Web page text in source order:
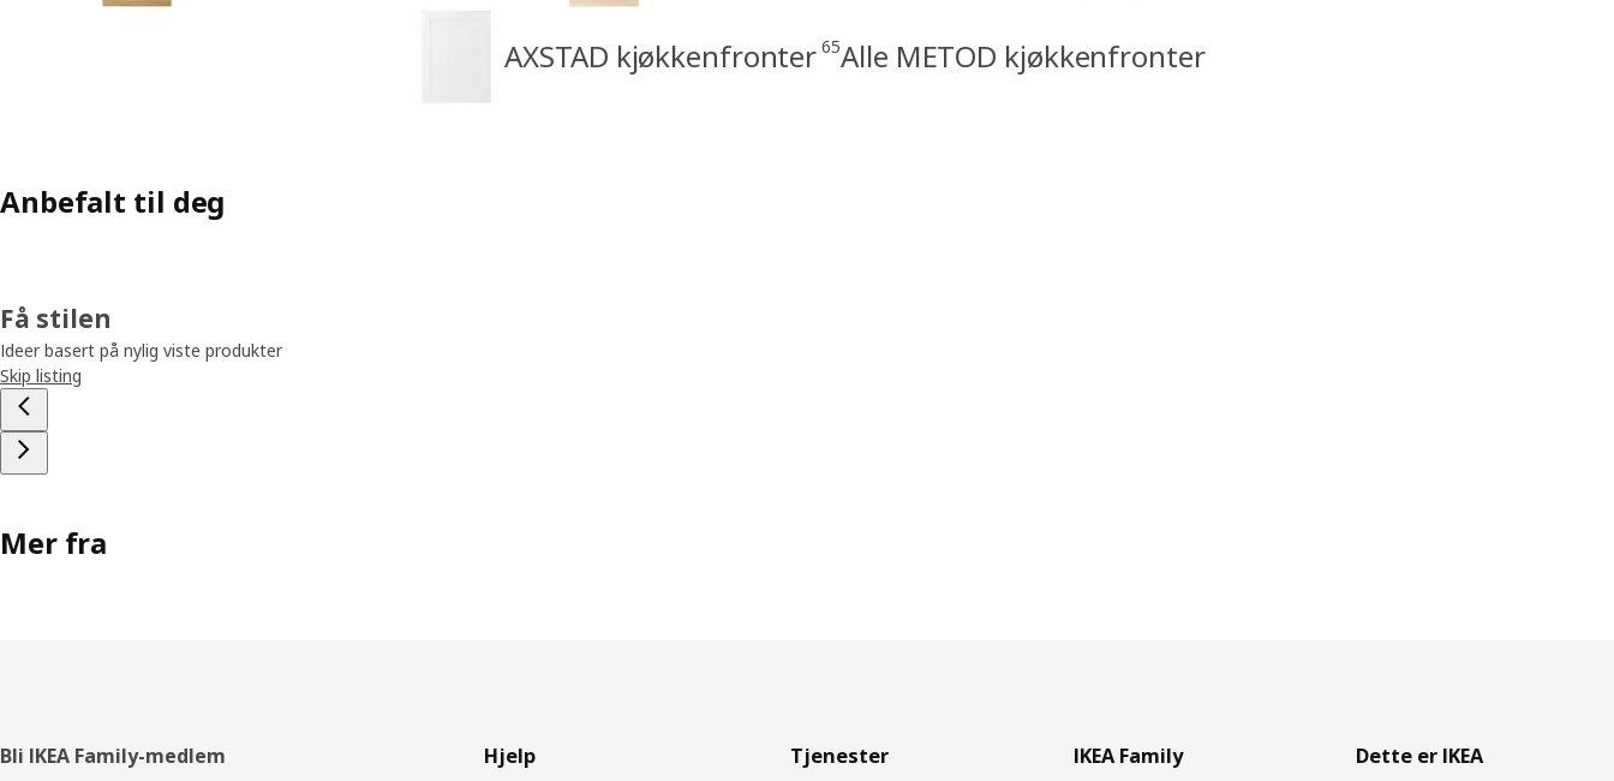
AXSTAD kjøkkenfronter 65Alle METOD kjøkkenfronter
Anbefalt til deg
Få stilen
Ideer basert på nylig viste produkter
Skip listing
Mer fra
Bunntekst
Bli IKEA Family-medlem Hjelp Tjenester IKEA Family Dette er IKEA